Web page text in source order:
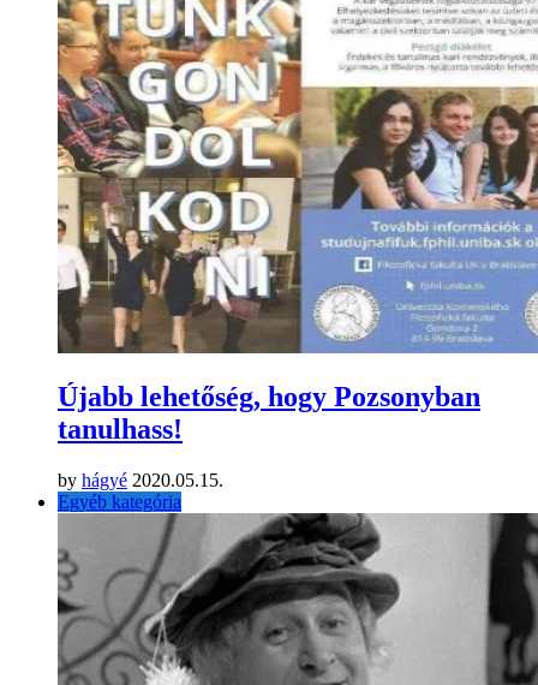
Újabb lehetőség, hogy Pozsonyban
tanulhass!
by hágyé 2020.05.15.
Egyéb kategória